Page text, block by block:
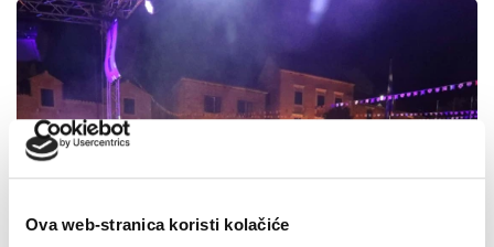
Ova web-stranica koristi kolačiće